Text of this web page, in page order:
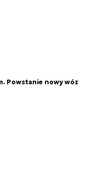
Powstanie nowy wóz